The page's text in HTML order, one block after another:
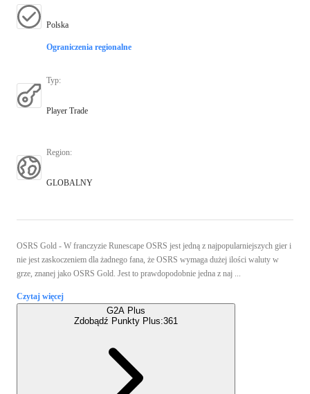
Polska
Ograniczenia regionalne
Typ:
Player Trade
Region:
GLOBALNY
OSRS Gold - W franczyzie Runescape OSRS jest jedną z najpopularniejszych gier i
nie jest zaskoczeniem dla żadnego fana, że OSRS wymaga dużej ilości waluty w
grze, znanej jako OSRS Gold. Jest to prawdopodobnie jedna z naj ...
Czytaj więcej
G2A Plus
Zdobądź Punkty Plus:361